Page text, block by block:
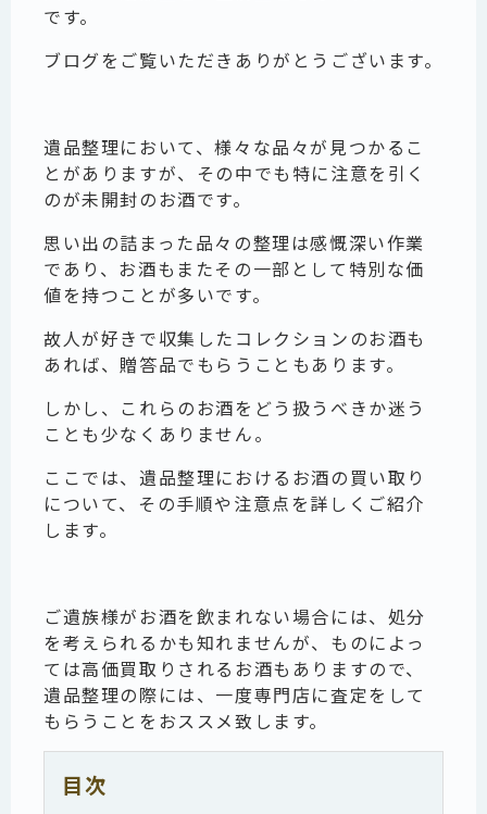
です。
ブログをご覧いただきありがとうございます。
遺品整理において、様々な品々が見つかるこ
とがありますが、その中でも特に注意を引く
のが未開封のお酒です。
思い出の詰まった品々の整理は感慨深い作業
であり、お酒もまたその一部として特別な価
値を持つことが多いです。
故人が好きで収集したコレクションのお酒も
あれば、贈答品でもらうこともあります。
しかし、これらのお酒をどう扱うべきか迷う
ことも少なくありません。
ここでは、遺品整理におけるお酒の買い取り
について、その手順や注意点を詳しくご紹介
します。
ご遺族様がお酒を飲まれない場合には、処分
を考えられるかも知れませんが、ものによっ
ては高価買取りされるお酒もありますので、
遺品整理の際には、一度専門店に査定をして
もらうことをおススメ致します。
目次